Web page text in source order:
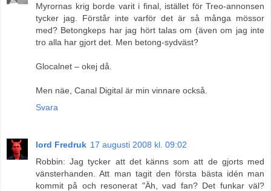
Myrornas krig borde varit i final, istället för Treo-annonsen
tycker jag. Förstår inte varför det är så många mössor
med? Betongkeps har jag hört talas om (även om jag inte
tro alla har gjort det. Men betong-sydväst?
Glocalnet – okej då.
Men näe, Canal Digital är min vinnare också.
Svara
lord Fredruk 17 augusti 2008 kl. 09:02
Robbin: Jag tycker att det känns som att de gjorts med
vänsterhanden. Att man tagit den första bästa idén man
kommit på och resonerat "Äh, vad fan? Det funkar väl?